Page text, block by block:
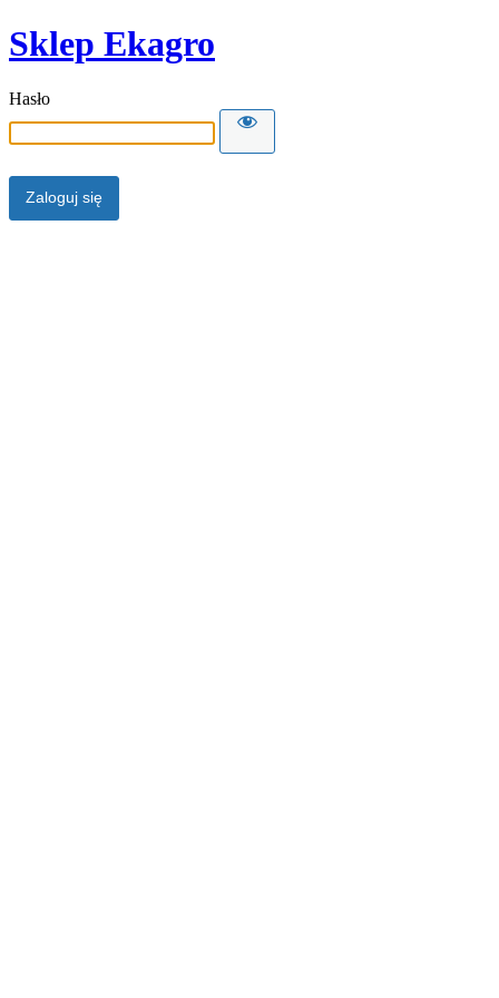
Sklep Ekagro
Hasło